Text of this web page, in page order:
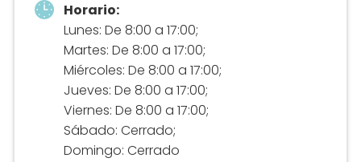
Horario:
Lunes: De 8:00 a 17:00;
Martes: De 8:00 a 17:00;
Miércoles: De 8:00 a 17:00;
Jueves: De 8:00 a 17:00;
Viernes: De 8:00 a 17:00;
Sábado: Cerrado;
Domingo: Cerrado